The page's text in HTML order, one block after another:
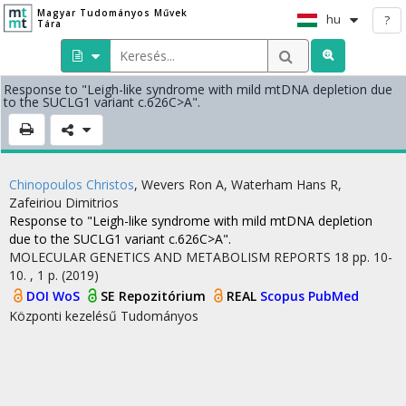
Magyar Tudományos Művek
Tára
hu ?
Response to "Leigh-like syndrome with mild mtDNA depletion due
to the SUCLG1 variant c.626C>A".
Chinopoulos Christos, Wevers Ron A, Waterham Hans R,
Zafeiriou Dimitrios
Response to "Leigh-like syndrome with mild mtDNA depletion
due to the SUCLG1 variant c.626C>A".
MOLECULAR GENETICS AND METABOLISM REPORTS 18 pp. 10-
10. , 1 p. (2019)
DOI WoS SE Repozitórium REAL Scopus PubMed
Központi kezelésű Tudományos